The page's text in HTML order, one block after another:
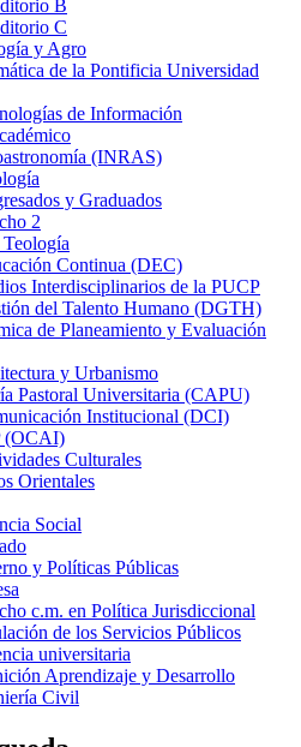
B
C
y Agro
de la Pontificia Universidad
de Información
(INRAS)
y Graduados
2
Continua (DEC)
Interdisciplinarios de la PUCP
del Talento Humano (DGTH)
de Planeamiento y Evaluación
y Urbanismo
Pastoral Universitaria (CAPU)
Institucional (DCI)
(OCAI)
Culturales
Orientales
Social
y Políticas Públicas
c.m. en Política Jurisdiccional
de los Servicios Públicos
universitaria
Aprendizaje y Desarrollo
Civil